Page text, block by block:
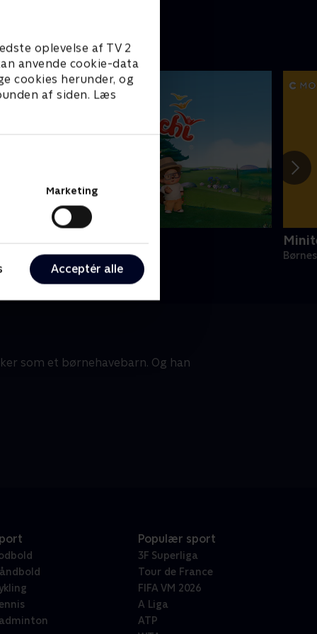
oplevelse af TV 2
anvende cookie-data
cookies herunder, og
af siden. Læs
Marketing
Acceptér alle
• 1 sæsoner
som et børnehavebarn. Og han
Populær sport
3F Superliga
Tour de France
FIFA VM 2026
A Liga
ATP